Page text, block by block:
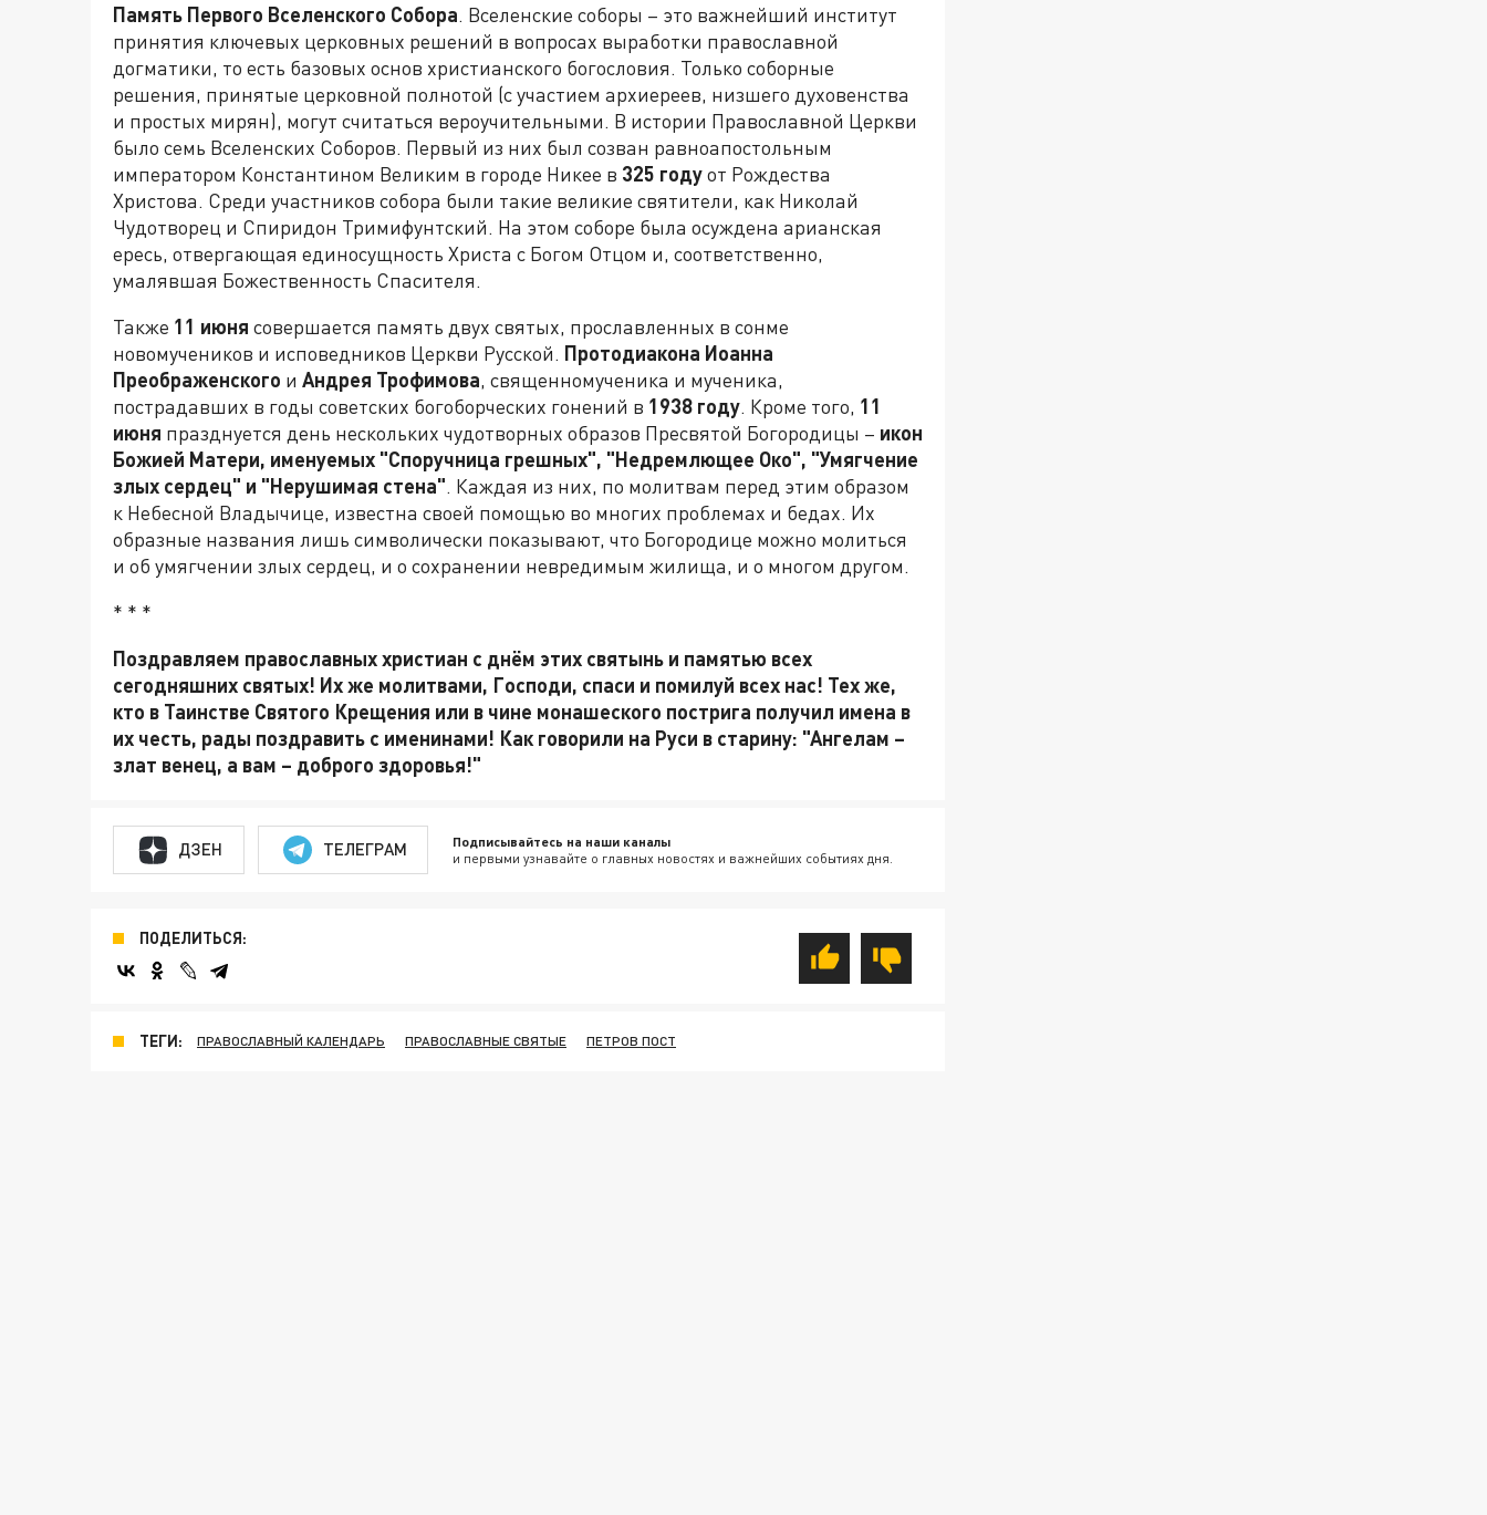
Память Первого Вселенского Собора. Вселенские соборы – это важнейший институт
принятия ключевых церковных решений в вопросах выработки православной
догматики, то есть базовых основ христианского богословия. Только соборные
решения, принятые церковной полнотой (с участием архиереев, низшего духовенства
и простых мирян), могут считаться вероучительными. В истории Православной Церкви
было семь Вселенских Соборов. Первый из них был созван равноапостольным
императором Константином Великим в городе Никее в 325 годуот Рождества
Христова. Среди участников собора были такие великие святители, как Николай
Чудотворец и Спиридон Тримифунтский. На этом соборе была осуждена арианская
ересь, отвергающая единосущность Христа с Богом Отцом и, соответственно,
умалявшая Божественность Спасителя.
Также 11 июня совершается память двух святых, прославленных в сонме
новомучеников и исповедников Церкви Русской. Протодиакона Иоанна
Преображенского и Андрея Трофимова, священномученика и мученика,
пострадавших в годы советских богоборческих гонений в 1938 году. Кроме того, 11
июня празднуется день нескольких чудотворных образов Пресвятой Богородицы – икон
Божией Матери, именуемых "Споручница грешных", "Недремлющее Око", "Умягчение
злых сердец" и "Нерушимая стена". Каждая из них, по молитвам перед этим образом
к Небесной Владычице, известна своей помощью во многих проблемах и бедах. Их
образные названия лишь символически показывают, что Богородице можно молиться
и об умягчении злых сердец, и о сохранении невредимым жилища, и о многом другом.
* * *
Поздравляем православных христиан с днём этих святынь и памятью всех
сегодняшних святых! Их же молитвами, Господи, спаси и помилуй всех нас! Тех же,
кто в Таинстве Святого Крещения или в чине монашеского пострига получил имена в
их честь, рады поздравить с именинами! Как говорили на Руси в старину: "Ангелам –
злат венец, а вам – доброго здоровья!"
ДЗЕН ТЕЛЕГРАМ Подписывайтесь на наши каналы
и первыми узнавайте о главных новостях и важнейших событиях дня.
ПОДЕЛИТЬСЯ:
ТЕГИ: ПРАВОСЛАВНЫЙ КАЛЕНДАРЬ ПРАВОСЛАВНЫЕ СВЯТЫЕ ПЕТРОВ ПОСТ